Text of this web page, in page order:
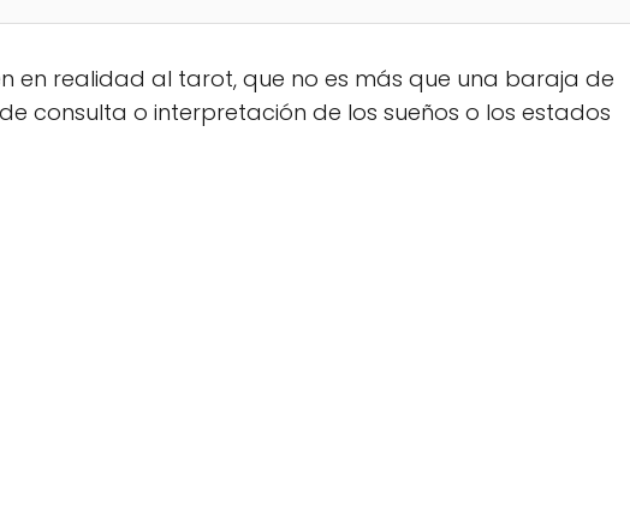
en realidad al tarot, que no es más que una baraja de
consulta o interpretación de los sueños o los estados